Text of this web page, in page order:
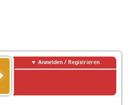
Anmelden / Registrieren